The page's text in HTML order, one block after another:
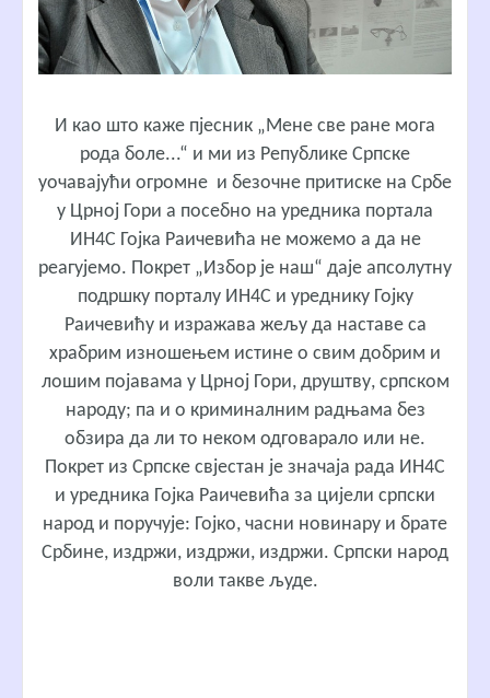
И као што каже пјесник „Мене све ране мога
рода боле...“ и ми из Републике Српске
уочавајући огромне и безочне притиске на Србе
у Црној Гори а посебно на уредника портала
ИН4С Гојка Раичевића не можемо а да не
реагујемо. Покрет „Избор је наш“ даје апсолутну
подршку порталу ИН4С и уреднику Гојку
Раичевићу и изражава жељу да наставе са
храбрим изношењем истине о свим добрим и
лошим појавама у Црној Гори, друштву, српском
народу; па и о криминалним радњама без
обзира да ли то неком одговарало или не.
Покрет из Српске свјестан је значаја рада ИН4С
и уредника Гојка Раичевића за цијели српски
народ и поручује: Гојко, часни новинару и брате
Србине, издржи, издржи, издржи. Српски народ
воли такве људе.